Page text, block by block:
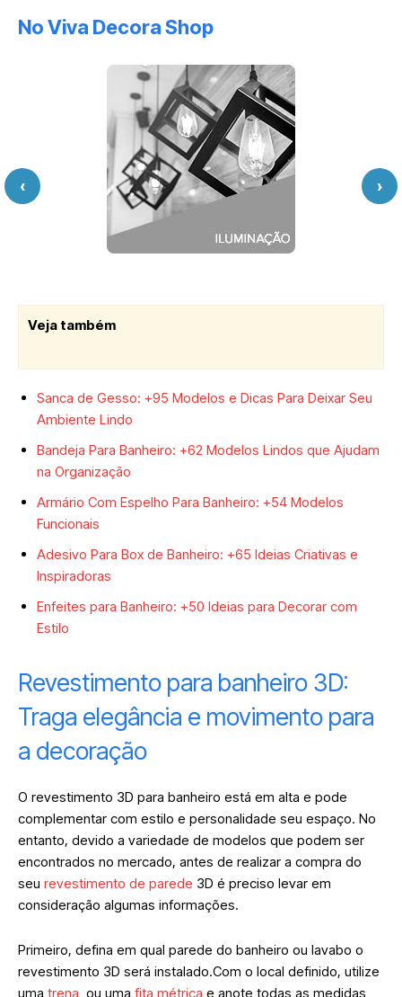
No Viva Decora Shop
‹ ›
Veja também
Sanca de Gesso: +95 Modelos e Dicas Para Deixar Seu
Ambiente Lindo
Bandeja Para Banheiro: +62 Modelos Lindos que Ajudam
na Organização
Armário Com Espelho Para Banheiro: +54 Modelos
Funcionais
Adesivo Para Box de Banheiro: +65 Ideias Criativas e
Inspiradoras
Enfeites para Banheiro: +50 Ideias para Decorar com
Estilo
Revestimento para banheiro 3D:
Traga elegância e movimento para
a decoração
O revestimento 3D para banheiro está em alta e pode
complementar com estilo e personalidade seu espaço. No
entanto, devido a variedade de modelos que podem ser
encontrados no mercado, antes de realizar a compra do
seu revestimento de parede 3D é preciso levar em
consideração algumas informações.
Primeiro, defina em qual parede do banheiro ou lavabo o
revestimento 3D será instalado.Com o local definido, utilize
uma trena ou uma fita métrica e anote todas as medidas